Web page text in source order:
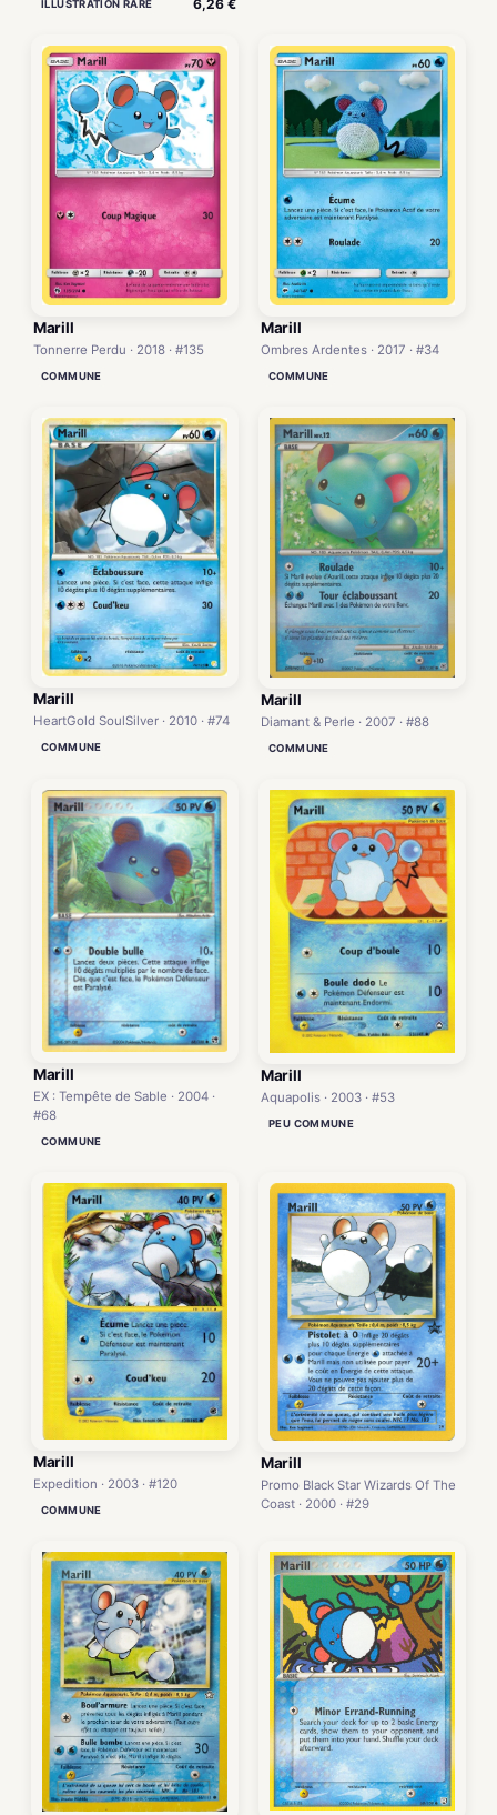
ILLUSTRATION RARE 6,26 €
Marill
Tonnerre Perdu · 2018 · #135
COMMUNE
Marill
Ombres Ardentes · 2017 · #34
COMMUNE
Marill
HeartGold SoulSilver · 2010 · #74
COMMUNE
Marill
Diamant & Perle · 2007 · #88
COMMUNE
Marill
EX : Tempête de Sable · 2004 ·
#68
COMMUNE
Marill
Aquapolis · 2003 · #53
PEU COMMUNE
Marill
Expedition · 2003 · #120
COMMUNE
Marill
Promo Black Star Wizards Of The
Coast · 2000 · #29